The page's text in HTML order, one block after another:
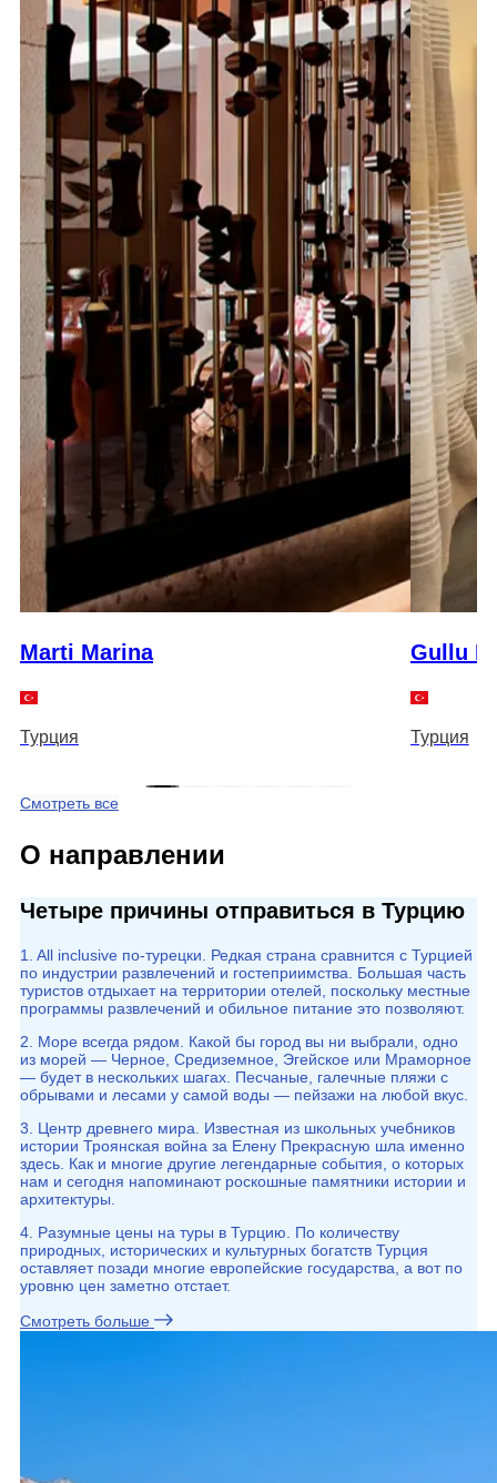
Marti Marina
Турция
Gullu
Турция
Смотреть все
О направлении
Четыре причины отправиться в Турцию
1. All inclusive по-турецки. Редкая страна сравнится с Турцией
по индустрии развлечений и гостеприимства. Большая часть
туристов отдыхает на территории отелей, поскольку местные
программы развлечений и обильное питание это позволяют.
2. Море всегда рядом. Какой бы город вы ни выбрали, одно
из морей — Черное, Средиземное, Эгейское или Мраморное
— будет в нескольких шагах. Песчаные, галечные пляжи с
обрывами и лесами у самой воды — пейзажи на любой вкус.
3. Центр древнего мира. Известная из школьных учебников
истории Троянская война за Елену Прекрасную шла именно
здесь. Как и многие другие легендарные события, о которых
нам и сегодня напоминают роскошные памятники истории и
архитектуры.
4. Разумные цены на туры в Турцию. По количеству
природных, исторических и культурных богатств Турция
оставляет позади многие европейские государства, а вот по
уровню цен заметно отстает.
Смотреть больше